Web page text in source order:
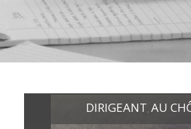
DIRIGEANT, AU